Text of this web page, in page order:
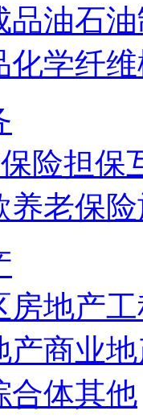
品油石
化学纤维
保险担保
养老保险
房地产
产商业
合体其他